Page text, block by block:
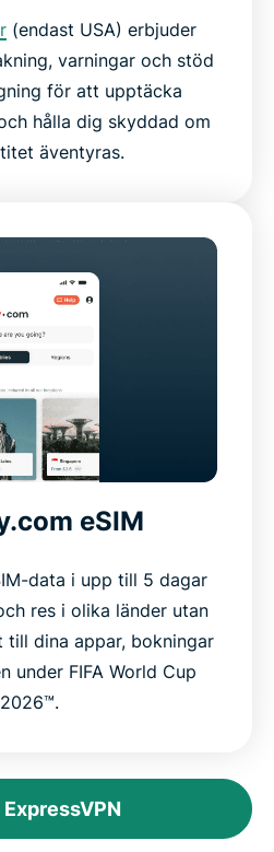
(endast USA) erbjuder
varningar och stöd
för att upptäcka
hålla dig skyddad om
äventyras.
eSIM
data i upp till 5 dagar
res i olika länder utan
dina appar, bokningar
under FIFA World Cup
2026™.